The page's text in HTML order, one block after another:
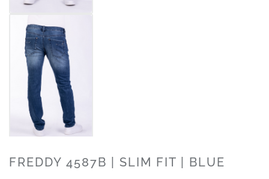
FREDDY 4587B | SLIM FIT | BLUE